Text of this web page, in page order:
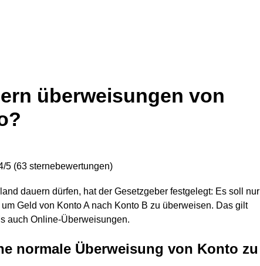
überweisungen von
5 (63 sternebewertungen)
dauern dürfen, hat der Gesetzgeber festgelegt: Es soll nur
Geld von Konto A nach Konto B zu überweisen. Das gilt
auch Online-Überweisungen.
normale Überweisung von Konto zu